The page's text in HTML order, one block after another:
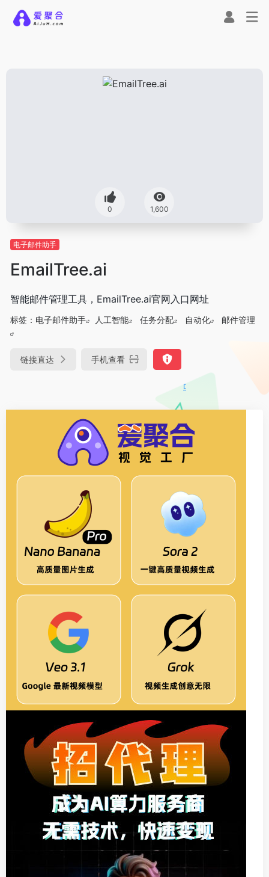
0 1,600
电子邮件助手
EmailTree.ai
智能邮件管理工具，EmailTree.ai官网入口网址
标签： 电子邮件助手 人工智能 任务分配 自动化 邮件管理
链接直达 手机查看
DeepSeek-R1、V3满血版免费